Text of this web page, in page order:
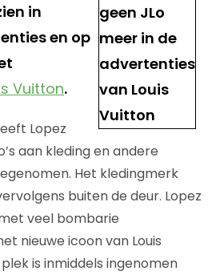
in
en op
Vuitton.
Lopez
aan kleding en andere
Het kledingmerk
buiten de deur. Lopez
veel bombarie
nieuwe icoon van Louis
is inmiddels ingenomen